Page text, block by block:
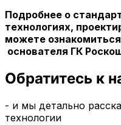
Подробнее о
технологиях,
можете
основателя ГК
Обратитесь к
- и мы детально
технологии